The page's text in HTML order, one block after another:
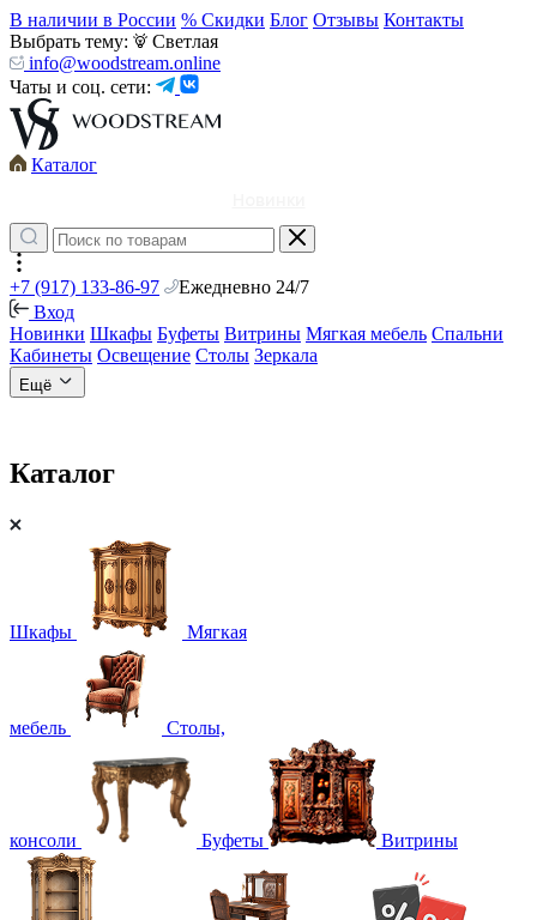
В наличии в России % Скидки Блог Отзывы Контакты
Выбрать тему:
Светлая
info@woodstream.online
Чаты и соц. сети:
Каталог
+7 (917) 133-86-97
Ежедневно 24/7
Вход
Новинки Шкафы Буфеты Витрины Мягкая мебель Спальни
Кабинеты Освещение Столы Зеркала
Ещё
Каталог
Шкафы Мягкая
мебель Столы,
консоли Буфеты Витрины